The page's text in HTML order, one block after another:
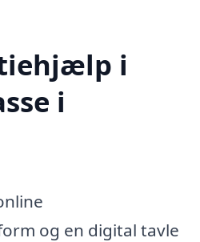
i
i
og en digital tavle